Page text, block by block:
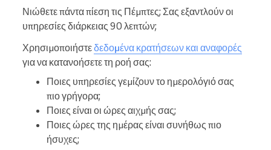
Νιώθετε πάντα πίεση τις Πέμπτες; Σας εξαντλούν οι
υπηρεσίες διάρκειας 90 λεπτών;
Χρησιμοποιήστεδεδομένα κρατήσεων και αναφορές
για να κατανοήσετε τη ροή σας:
Ποιες υπηρεσίες γεμίζουν το ημερολόγιό σας
πιο γρήγορα;
Ποιες είναι οι ώρες αιχμής σας;
Ποιες ώρες της ημέρας είναι συνήθως πιο
ήσυχες;